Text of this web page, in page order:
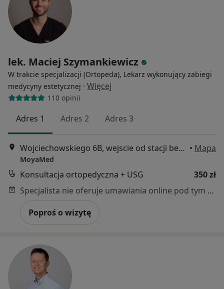
lek. Maciej Szymankiewicz
W trakcie specjalizacji (Ortopeda), Lekarz wykonujący zabiegi
medycyny estetycznej · Więcej
110 opinii
Adres 1 Adres 2 Adres 3
Wojciechowskiego 6B, wejscie od stacji benzynowej, Poznań • Mapa
MoyaMed
Konsultacja ortopedyczna + USG
350 zł
Specjalista nie oferuje umawiania online pod tym adresem.
Poproś o wizytę